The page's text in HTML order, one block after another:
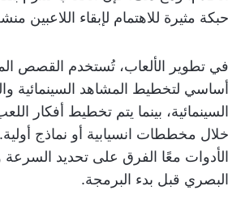
حبكة مثيرة للاهتمام لإبقاء اللاعبين
في تطوير الألعاب، تُستخدم القصص
أساسي لتخطيط المشاهد السينمائية
السينمائية، بينما يتم تخطيط أفكار
خلال مخططات انسيابية أو نماذج
الأدوات معًا الفرق على تحديد السرعة
البصري قبل بدء البرمجة.